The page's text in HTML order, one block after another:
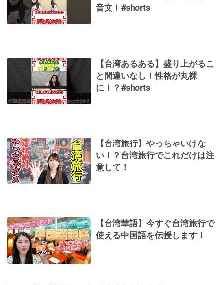
音文！#shorts
【台湾あるある】盛り上がるこ
と間違いなし！性格が丸裸
に！？#shorts
【台湾旅行】やっちゃいけな
い！？台湾旅行でこれだけは注
意して！
【台湾華語】今すぐ台湾旅行で
使える中国語を伝授します！